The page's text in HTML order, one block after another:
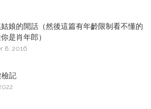
娘的閒話（然後這篇有年齡限制看不懂的
是肖年郎）
8, 2016
檢記